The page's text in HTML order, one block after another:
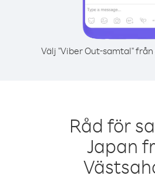
Välj "Viber Out-samtal"
Råd för
Japan